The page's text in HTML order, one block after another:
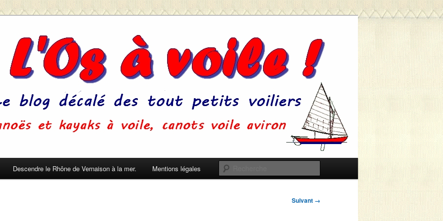
Descendre le Rhône de Vernaison à la mer. Mentions légales
Suivant →